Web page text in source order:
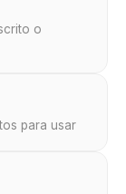
o
para usar